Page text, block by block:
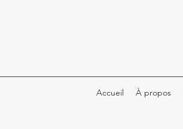
Accueil À propos